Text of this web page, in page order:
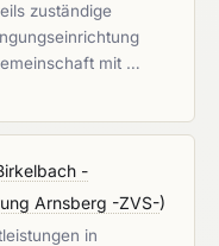
zuständige
mit …
-
Arnsberg -ZVS-)
in